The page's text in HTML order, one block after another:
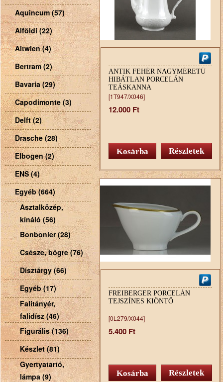
Aquincum (57)
Alföldi (22)
Altwien (4)
Bertram (2)
Bavaria (29)
Capodimonte (3)
Delft (2)
Drasche (28)
Elbogen (2)
ENS (4)
Egyéb (664)
Asztalközép,
kínáló (56)
Bonbonier (28)
Csésze, bögre (76)
Dísztárgy (66)
Egyéb (17)
Falitányér,
falidísz (46)
Figurális (136)
Készlet (81)
Gyertyatartó,
lámpa (9)
ANTIK FEHÉR NAGYMÉRETŰ
HIBÁTLAN PORCELÁN
TEÁSKANNA
[1T947/X046]
12.000 Ft
Részletek
FREIBERGER PORCELÁN
TEJSZÍNES KIÖNTŐ
[0L279/X044]
5.400 Ft
Részletek